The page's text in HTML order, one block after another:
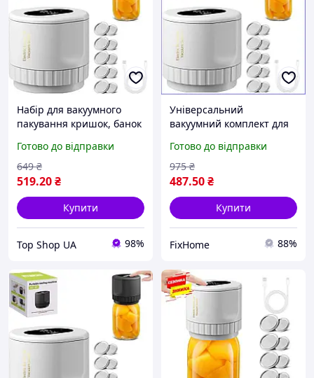
Набір для вакуумного
пакування кришок, банок
Готово до відправки
519.20₴
649 ₴
Купити
Top Shop UA 98%
Універсальний
вакуумний комплект для
XL-856 для збереження
свіжості продуктів
Готово до відправки
487.50₴
975 ₴
Купити
FixHome 88%